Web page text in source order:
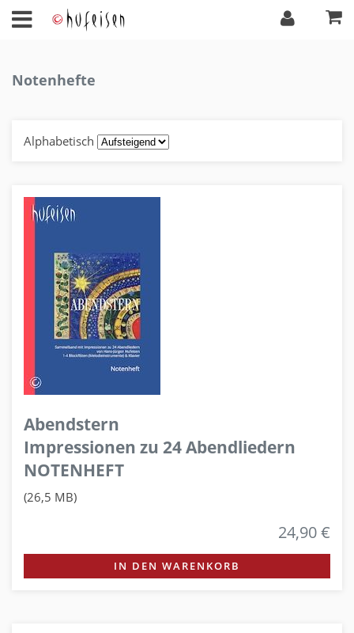
Notenhefte
Alphabetisch
Abendstern
Impressionen zu 24 Abendliedern
NOTENHEFT
(26,5 MB)
24,90 €
IN DEN WARENKORB